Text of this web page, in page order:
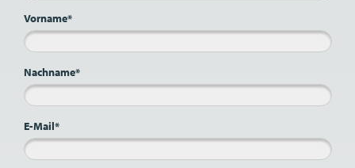
Vorname*
Nachname*
E-Mail*